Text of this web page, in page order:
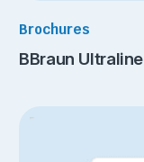
Brochures
BBraun Ultraline